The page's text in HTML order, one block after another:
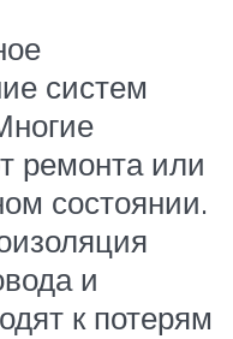
систем
ремонта или
состоянии.
и
к потерям